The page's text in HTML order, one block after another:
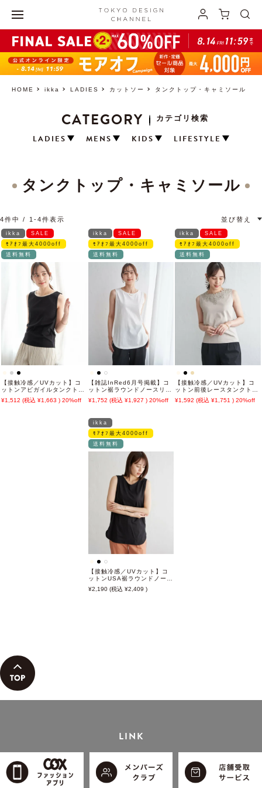
HOME ikka LADIES カットソー タンクトップ・キャミソール
CATEGORY
カテゴリ検索
LADIES
MENS KIDS LIFESTYLE
タンクトップ・キャミソール
並び替え
4件中 1 -4件表示
ikka
SALE
ﾓｱｵﾌ最大4000off
送料無料
【接触冷感／UVカット】コ
ットンアビガイルタンクトッ
1,512 1,663 20%off
ikka
SALE
ﾓｱｵﾌ最大4000off
送料無料
【雑誌InRed6月号掲載】コ
ットン裾ラウンドノースリプ
ルオーバー【接触冷感】
1,752 1,927 20%off
ikka
SALE
ﾓｱｵﾌ最大4000off
送料無料
【接触冷感／UVカット】コ
ットン前後レースタンクトッ
1,592 1,751 20%off
ikka
ﾓｱｵﾌ最大4000off
送料無料
【接触冷感／UVカット】コ
ットンUSA裾ラウンドノース
リプルオーバー
2,190 2,409
LINK